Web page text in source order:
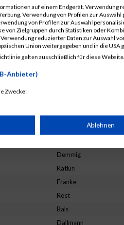
Gerling
Ulinski
Hanft
Maurer
Jenning
Krenzel
Demmig
Katlun
Franke
Rost
Bals
Dallmann
auf einem Endgerät. Verwendung
Verwendung von Profilen zur
von Profilen zur Auswahl
von Zielgruppen durch Statistiken oder
reduzierter Daten zur Auswahl
Union weitergegeben und in die USA
gelten ausschließlich für diese
Anbieter)
Zwecke:
auf Informationen auf einem
zur Auswahl von Werbeanzeigen
personalisierte Werbung
zur Auswahl personalisierter Werbung
Ablehnen